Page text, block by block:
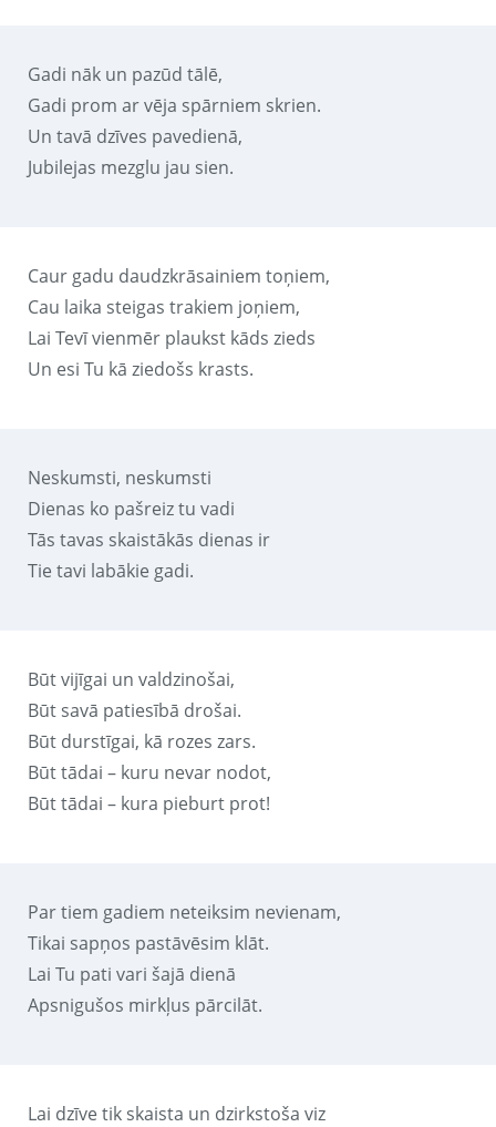
Gadi nāk un pazūd tālē,
Gadi prom ar vēja spārniem skrien.
Un tavā dzīves pavedienā,
Jubilejas mezglu jau sien.
Caur gadu daudzkrāsainiem toņiem,
Cau laika steigas trakiem joņiem,
Lai Tevī vienmēr plaukst kāds zieds
Un esi Tu kā ziedošs krasts.
Neskumsti, neskumsti
Dienas ko pašreiz tu vadi
Tās tavas skaistākās dienas ir
Tie tavi labākie gadi.
Būt vijīgai un valdzinošai,
Būt savā patiesībā drošai.
Būt durstīgai, kā rozes zars.
Būt tādai – kuru nevar nodot,
Būt tādai – kura pieburt prot!
Par tiem gadiem neteiksim nevienam,
Tikai sapņos pastāvēsim klāt.
Lai Tu pati vari šajā dienā
Apsnigušos mirkļus pārcilāt.
Lai dzīve tik skaista un dzirkstoša viz